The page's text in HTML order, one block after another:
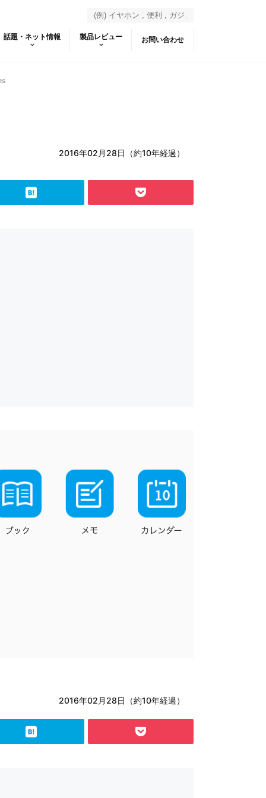
話題・ネット情報 製品レビュー お問い合わせ
2016年02月28日（約10年経過）
2016年02月28日（約10年経過）